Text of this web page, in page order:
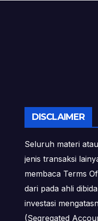
DISCLAIMER
Seluruh materi
jenis transaksi
membaca Terms
dari pada ahli
investasi
(Segregated